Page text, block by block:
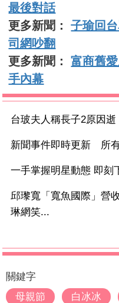
最後對話
更多新聞：子瑜回
司網吵翻
更多新聞：富商舊
手內幕
台玻夫人稱長子2原因
新聞事件即時更新 所
一手掌握明星動態 即刻
邱瓈寬「寬魚國際」營
琳網笑...
關鍵字
母親節
白冰冰